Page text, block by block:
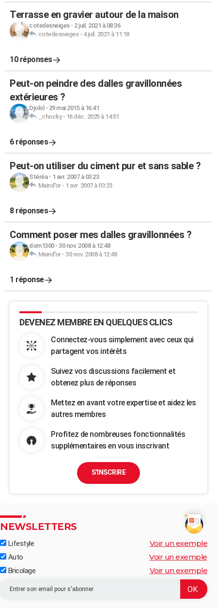
Terrasse en gravier autour de la maison
cotedesneiges- 2 juil. 2021 à 08:36
cotedesneiges- 4 juil. 2021 à 11:18
10 réponses
Peut-on peindre des dalles gravillonnées
extérieures ?
Djolol - 29 mai 2015 à 16:41
_chocky- 16 déc. 2025 à 14:51
6 réponses
Peut-on utiliser du ciment pur et sans sable ?
Stéréa- 1 avr. 2007 à 03:23
Maind'or- 1 avr. 2007 à 03:23
8 réponses
Comment poser mes dalles gravillonnées ?
dom1300- 30 nov. 2008 à 12:48
Maind'or- 30 nov. 2008 à 12:48
1 réponse
DEVENEZ MEMBRE EN QUELQUES CLICS
Connectez-vous simplement avec ceux qui
partagent vos intérêts
Suivez vos discussions facilement et
obtenez plus de réponses
Mettez en avant votre expertise et aidez les
autres membres
Profitez de nombreuses fonctionnalités
supplémentaires en vous inscrivant
S'INSCRIRE
NEWSLETTERS
Lifestyle Voir un exemple
Auto Voir un exemple
Bricolage Voir un exemple